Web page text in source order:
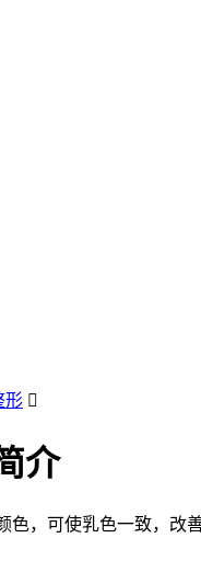
形 
介
，可使乳色一致，改